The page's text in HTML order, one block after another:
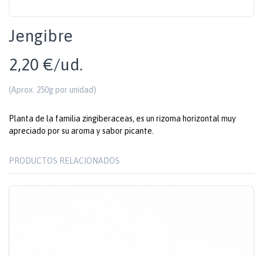
Jengibre
2,20 €/ud.
(Aprox. 250g por unidad)
Planta de la familia zingiberaceas, es un rizoma horizontal muy
apreciado por su aroma y sabor picante.
PRODUCTOS RELACIONADOS